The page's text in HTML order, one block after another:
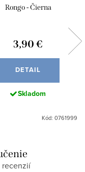
Rongo - Čierna
3,90 €
DETAIL
Skladom
Kód: 0761999
recenzií